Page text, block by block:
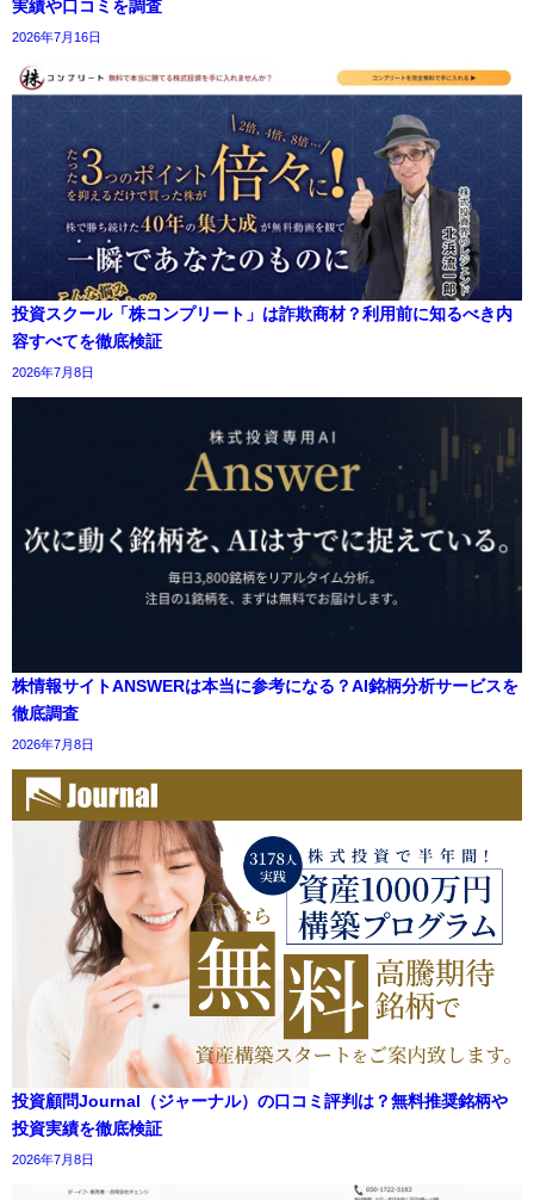
実績や口コミを調査
2026年7月16日
投資スクール「株コンプリート」は詐欺商材？利用前に知るべき内
容すべてを徹底検証
2026年7月8日
株情報サイトANSWERは本当に参考になる？AI銘柄分析サービスを
徹底調査
2026年7月8日
投資顧問Journal（ジャーナル）の口コミ評判は？無料推奨銘柄や
投資実績を徹底検証
2026年7月8日